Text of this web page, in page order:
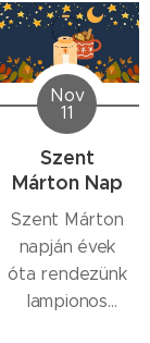
házakhoz.
Figyeljétek a
csengő
hangját!
Mikulás
biztosan
örülne annak
neki valamit
Nov
11
Szent
Márton Nap
Szent Márton
napján évek
óta rendezünk
lampionos